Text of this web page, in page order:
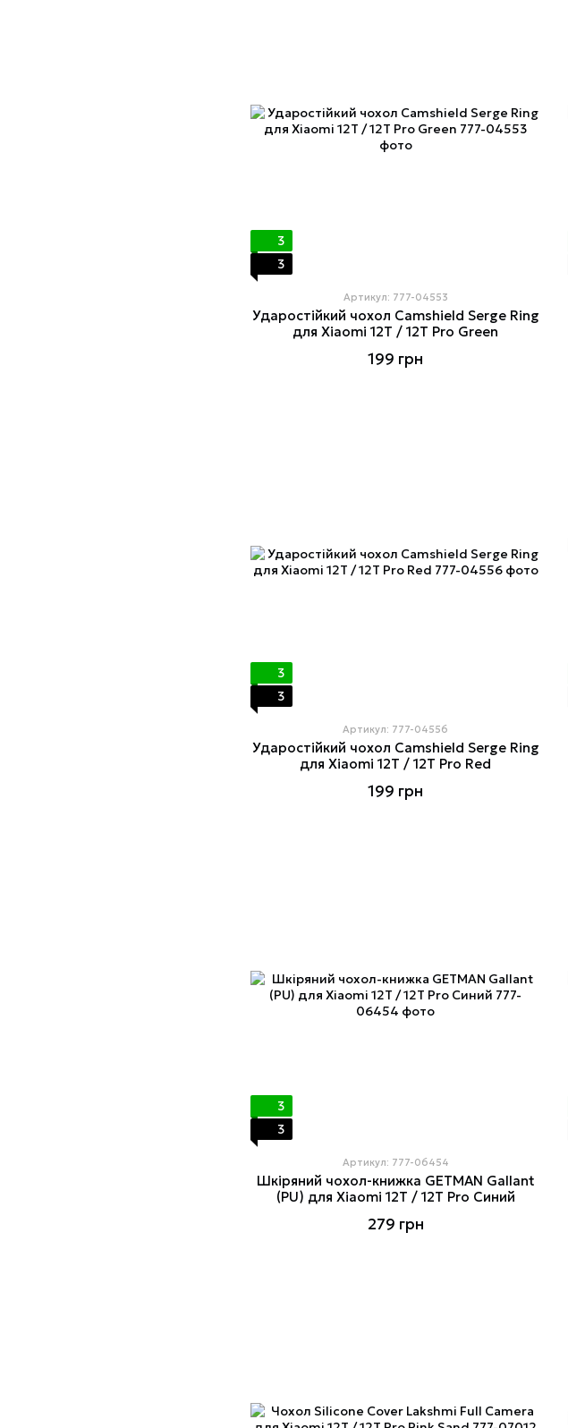
3
3
Артикул: 777-04553
Ударостійкий чохол Camshield Serge Ring
для Xiaomi 12T / 12T Pro Green
199 грн
3
3
Артикул: 777-04556
Ударостійкий чохол Camshield Serge Ring
для Xiaomi 12T / 12T Pro Red
199 грн
3
3
Артикул: 777-06454
Шкіряний чохол-книжка GETMAN Gallant
(PU) для Xiaomi 12T / 12T Pro Синий
279 грн